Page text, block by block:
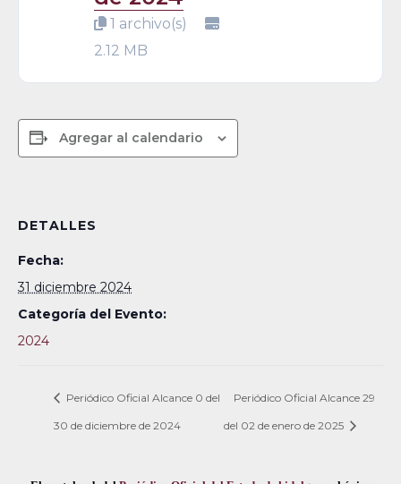
1 archivo(s)
2.12 MB
Agregar al calendario
DETALLES
Fecha:
31 diciembre 2024
Categoría del Evento:
2024
Periódico Oficial Alcance 0 del
30 de diciembre de 2024
Periódico Oficial Alcance 29
del 02 de enero de 2025